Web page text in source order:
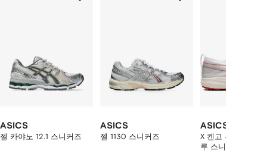
ASICS
젤 카야노 12.1 스니커즈
ASICS
젤 1130 스니커즈
ASICS
X 켄고 쿠마 아치
루 스니커즈